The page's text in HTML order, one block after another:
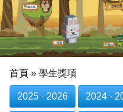
首頁 » 學生獎項
2025 - 2026 2024 -